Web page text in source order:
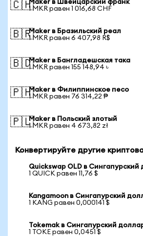
🇨🇭Maker в Швейцарский франк
1 MKR равен 1 016,68 CHF
🇧🇷Maker в Бразильский реал
1 MKR равен 6 407,98 R$
🇧🇩Maker в Бангладешская така
1 MKR равен 155 148,94 ৳
🇵🇭Maker в Филиппинское песо
1 MKR равен 76 314,22 ₱
🇵🇱Maker в Польский злотый
1 MKR равен 4 673,82 zł
Конвертируйте другие
Quickswap OLD в Сингапурский
1 QUICK равен 11,76 $
Kangamoon в Сингапурский
1 KANG равен 0,000141 $
Tokemak в Сингапурский
1 TOKE равен 0,0451 $